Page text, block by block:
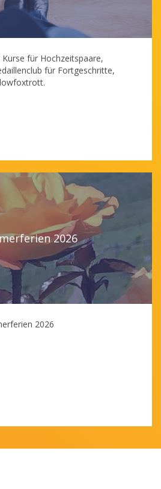
für Hochzeitspaare,
für Fortgeschritte,
2026
2026